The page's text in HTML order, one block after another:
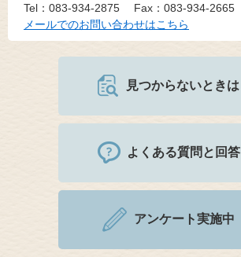
Tel：083-934-2875
Fax：083-934-2665
メールでのお問い合わせはこちら
見つからないときは
よくある質問と回答
アンケート実施中